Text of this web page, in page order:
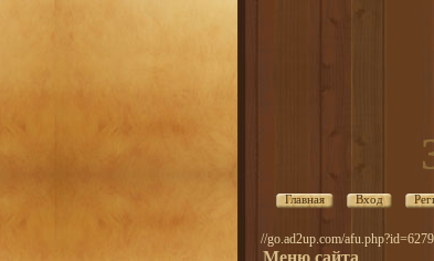
Главная Вход
//go.ad2up.com/
Меню сайта